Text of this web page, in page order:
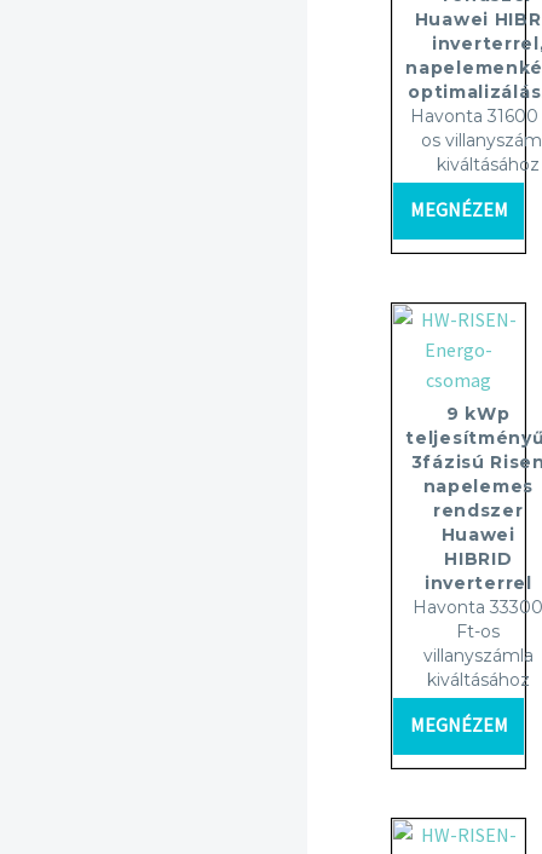
Huawei
Havonta
os
kiváltásához
MEGNÉZEM
9 kWp
3fázisú
napelemes
rendszer
Huawei
HIBRID
inverterrel
Havonta
Ft-os
villanyszámla
kiváltásához
MEGNÉZEM